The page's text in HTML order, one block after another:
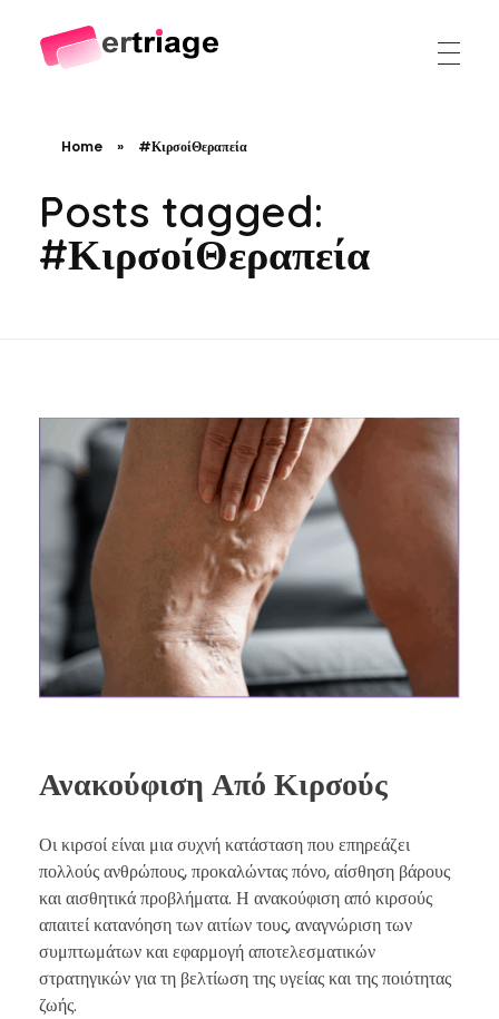
Home » #ΚιρσοίΘεραπεία
Posts tagged:
#ΚιρσοίΘεραπεία
Ανακούφιση Από Κιρσούς
Οι κιρσοί είναι μια συχνή κατάσταση που επηρεάζει
πολλούς ανθρώπους, προκαλώντας πόνο, αίσθηση βάρους
και αισθητικά προβλήματα. Η ανακούφιση από κιρσούς
απαιτεί κατανόηση των αιτίων τους, αναγνώριση των
συμπτωμάτων και εφαρμογή αποτελεσματικών
στρατηγικών για τη βελτίωση της υγείας και της ποιότητας
ζωής.